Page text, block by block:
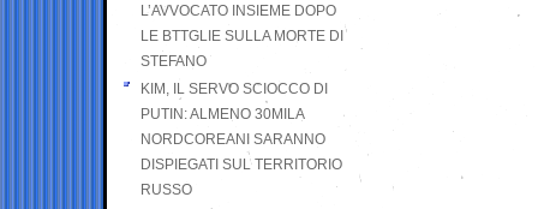
L’AVVOCATO INSIEME DOPO
LE BTTGLIE SULLA MORTE DI
STEFANO
KIM, IL SERVO SCIOCCO DI
PUTIN: ALMENO 30MILA
NORDCOREANI SARANNO
DISPIEGATI SUL TERRITORIO
RUSSO